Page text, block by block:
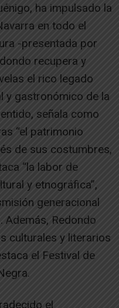
ha impulsado la
en todo el
-presentada por
recupera y
el rico legado
y gastronómico de la
señala como
“el patrimonio
de sus costumbres,
“la labor de
y etnográfica”,
generacional
Además, Redondo
culturales y literarios
el Festival de
el